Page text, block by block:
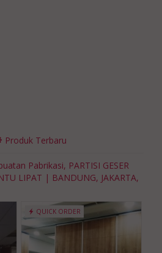
Produk Terbaru
Pabrikasi, PARTISI GESER
LIPAT | BANDUNG, JAKARTA,
QUICK ORDER